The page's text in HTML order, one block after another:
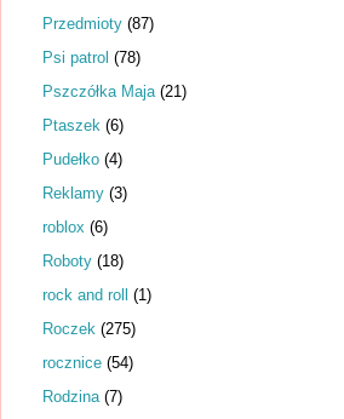
Przedmioty (87)
Psi patrol (78)
Pszczółka Maja (21)
Ptaszek (6)
Pudełko (4)
Reklamy (3)
roblox (6)
Roboty (18)
rock and roll (1)
Roczek (275)
rocznice (54)
Rodzina (7)